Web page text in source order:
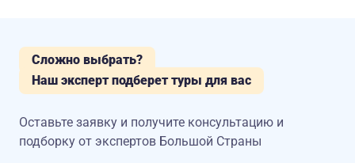
Сложно выбрать?
Наш эксперт подберет туры для вас
Оставьте заявку и получите консультацию и
подборку от экспертов Большой Страны